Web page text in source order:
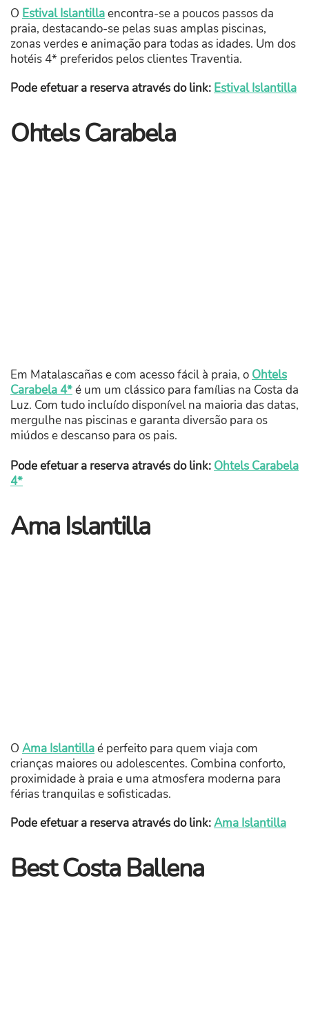
O Estival Islantillaencontra-se a poucos passos da
praia, destacando-se pelas suas amplas piscinas,
zonas verdes e animação para todas as idades. Um dos
hotéis 4* preferidos pelos clientes Traventia.
Pode efetuar a reserva através do link: Estival Islantilla
Ohtels Carabela
Em Matalascañas e com acesso fácil à praia, o Ohtels
Carabela 4*é um um clássico para famílias na Costa da
Luz. Com tudo incluído disponível na maioria das datas,
mergulhe nas piscinas e garanta diversão para os
miúdos e descanso para os pais.
Pode efetuar a reserva através do link: Ohtels Carabela
4*
Ama Islantilla
O Ama Islantillaé perfeito para quem viaja com
crianças maiores ou adolescentes. Combina conforto,
proximidade à praia e uma atmosfera moderna para
férias tranquilas e sofisticadas.
Pode efetuar a reserva através do link:Ama Islantilla
Best Costa Ballena